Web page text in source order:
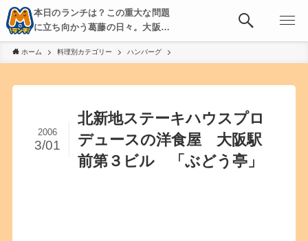
本日のランチは？この重大な問題
に立ち向かう葛藤の日々。大阪・
京都・神戸を中心とした食べ歩
き、飲み歩きを綴る。
ホーム 料理別カテゴリー ハンバーグ
北新地ステーキハウスプロ
デュースの洋食屋 大阪駅
前第３ビル 「ぶどう亭」
2006
3/01